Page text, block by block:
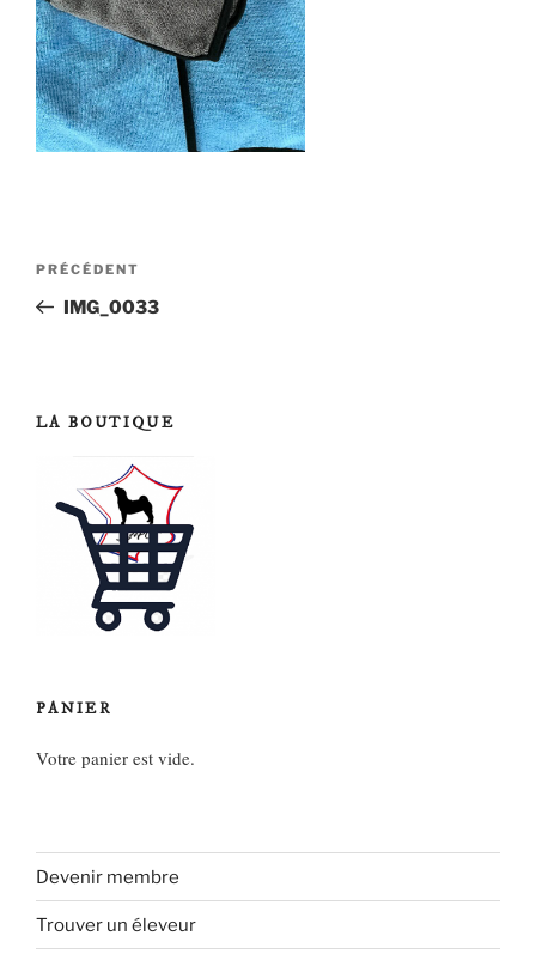
Navigation
de
Article
précédent
PRÉCÉDENT
IMG_0033
LA BOUTIQUE
PANIER
Votre panier est vide.
Devenir membre
Trouver un éleveur